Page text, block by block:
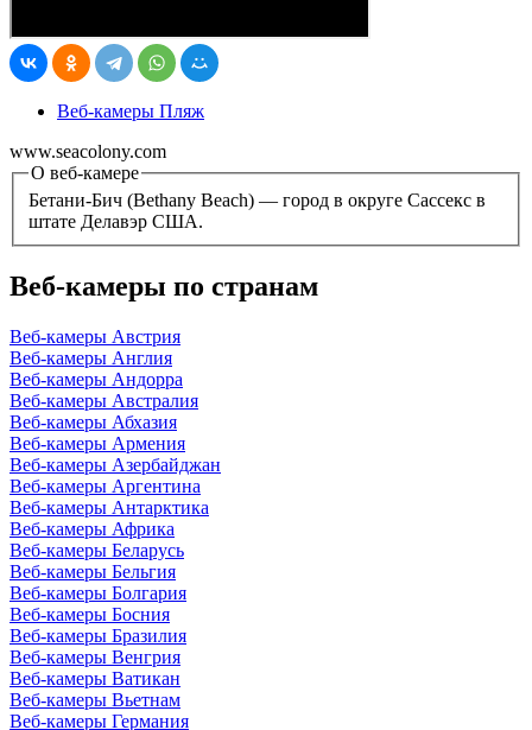
Веб-камеры Пляж
www.seacolony.com
О веб-камере
Бетани-Бич (Bethany Beach) — город в округе Сассекс в
штате Делавэр США.
Веб-камеры по странам
Веб-камеры Австрия
Веб-камеры Англия
Веб-камеры Андорра
Веб-камеры Австралия
Веб-камеры Абхазия
Веб-камеры Армения
Веб-камеры Азербайджан
Веб-камеры Аргентина
Веб-камеры Антарктика
Веб-камеры Африка
Веб-камеры Беларусь
Веб-камеры Бельгия
Веб-камеры Болгария
Веб-камеры Босния
Веб-камеры Бразилия
Веб-камеры Венгрия
Веб-камеры Ватикан
Веб-камеры Вьетнам
Веб-камеры Германия